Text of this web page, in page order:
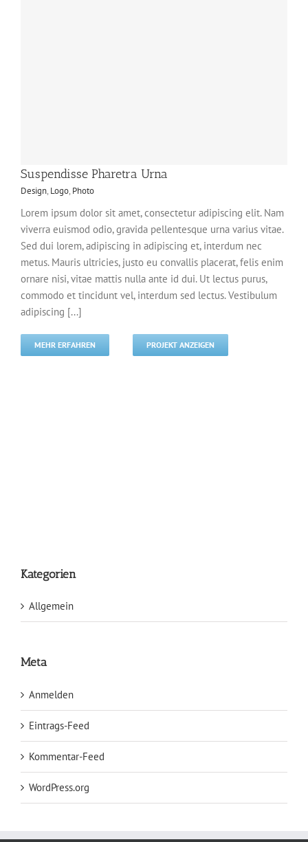
Suspendisse Pharetra Urna
Design, Logo, Photo
Lorem ipsum dolor sit amet, consectetur adipiscing elit. Nam
viverra euismod odio, gravida pellentesque urna varius vitae.
Sed dui lorem, adipiscing in adipiscing et, interdum nec
metus. Mauris ultricies, justo eu convallis placerat, felis enim
ornare nisi, vitae mattis nulla ante id dui. Ut lectus purus,
commodo et tincidunt vel, interdum sed lectus. Vestibulum
adipiscing [...]
MEHR ERFAHREN PROJEKT ANZEIGEN
Kategorien
Allgemein
Meta
Anmelden
Eintrags-Feed
Kommentar-Feed
WordPress.org